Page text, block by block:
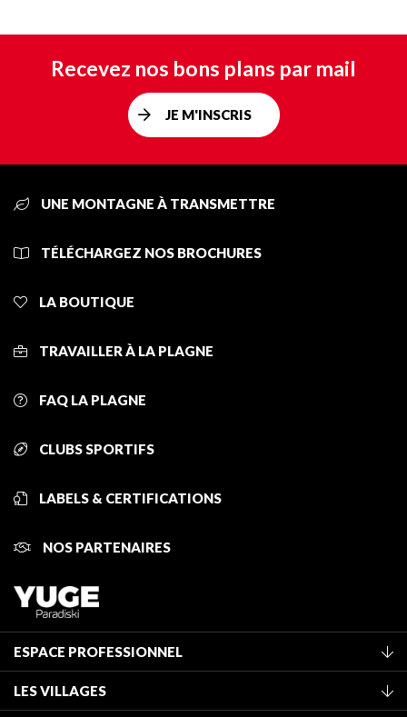
Recevez nos bons plans par mail
JE M'INSCRIS
UNE MONTAGNE À TRANSMETTRE
TÉLÉCHARGEZ NOS BROCHURES
LA BOUTIQUE
TRAVAILLER À LA PLAGNE
FAQ LA PLAGNE
CLUBS SPORTIFS
LABELS & CERTIFICATIONS
NOS PARTENAIRES
ESPACE PROFESSIONNEL
Classement des meublés
LES VILLAGES